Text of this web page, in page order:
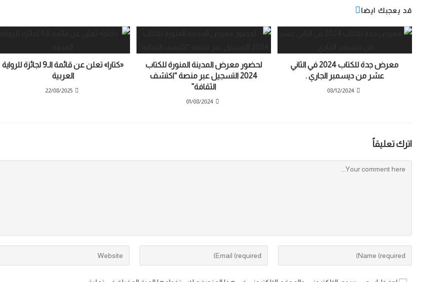
قد يعجبك ايضا
«كتارا» تعلن عن قائمة الـ9 لجائزة للرواية
العربية
22/08/2025
لحضور معرض المدينة المنورة للكتاب
2024 التسجيل عبر منصة “اكتشف
الثقافة”
01/08/2024
معرض جدة للكتاب 2024 في الثاني
عشر من ديسمبر الجاري .
08/12/2024
اترك تعليقاً